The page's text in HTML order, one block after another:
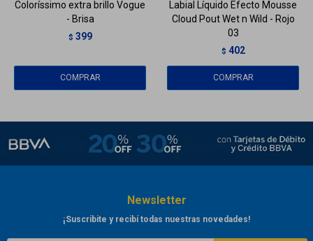
Coloríssimo extra brillo Vogue
- Brisa
$ 399
Labial Líquido Efecto Mousse
Cloud Pout Wet n Wild - Rojo
03
$ 402
Newsletter
¡Suscribite y recibí todas nuestras novedades!